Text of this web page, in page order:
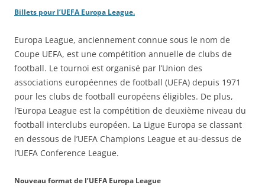
Billets pour l’UEFA Europa League.
Europa League, anciennement connue sous le nom de
Coupe UEFA, est une compétition annuelle de clubs de
football. Le tournoi est organisé par l’Union des
associations européennes de football (UEFA) depuis 1971
pour les clubs de football européens éligibles. De plus,
l’Europa League est la compétition de deuxième niveau du
football interclubs européen. La Ligue Europa se classant
en dessous de l’UEFA Champions League et au-dessus de
l’UEFA Conference League.
Nouveau format de l’UEFA Europa League